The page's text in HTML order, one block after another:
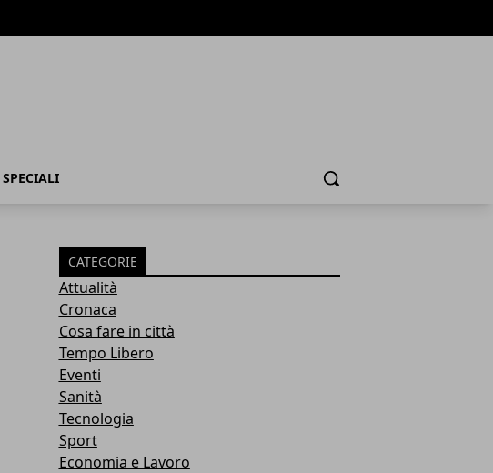
SPECIALI Cerca
CATEGORIE
Attualità
Cronaca
Cosa fare in città
Tempo Libero
Eventi
Sanità
Tecnologia
Sport
Economia e Lavoro